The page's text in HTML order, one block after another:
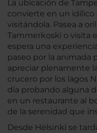
La ubicación de
convierte en un idílico
visitándola. Pasea a
Tammerkoski o visita
espera una
paseo por la animada
apreciar plenamente
crucero por los lagos
día probando alguna
en un restaurante al
de la serenidad que
Desde Helsinki se